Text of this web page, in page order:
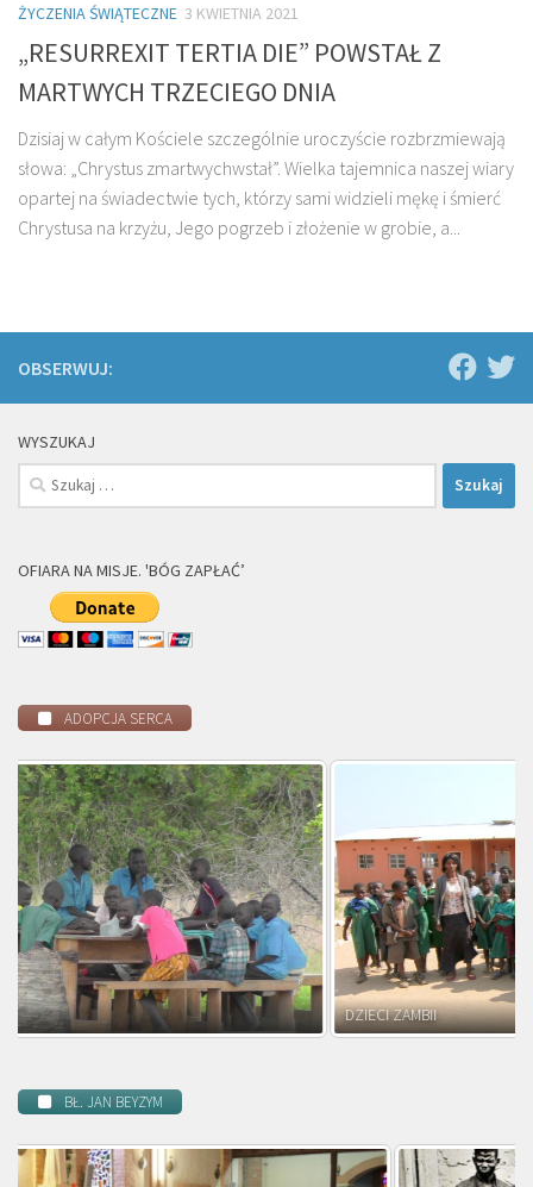
ŻYCZENIA ŚWIĄTECZNE 3 KWIETNIA 2021
„RESURREXIT TERTIA DIE” POWSTAŁ Z
MARTWYCH TRZECIEGO DNIA
Dzisiaj w całym Kościele szczególnie uroczyście rozbrzmiewają
słowa: „Chrystus zmartwychwstał”. Wielka tajemnica naszej wiary
opartej na świadectwie tych, którzy sami widzieli mękę i śmierć
Chrystusa na krzyżu, Jego pogrzeb i złożenie w grobie, a...
OBSERWUJ:
WYSZUKAJ
Szukaj:
OFIARA NA MISJE. 'BÓG ZAPŁAĆ’
ADOPCJA SERCA
DZIECI ZAMBII
BŁ. JAN BEYZYM